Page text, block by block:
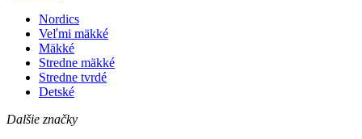
Nordics
Veľmi mäkké
Mäkké
Stredne mäkké
Stredne tvrdé
Detské
Dalšie značky